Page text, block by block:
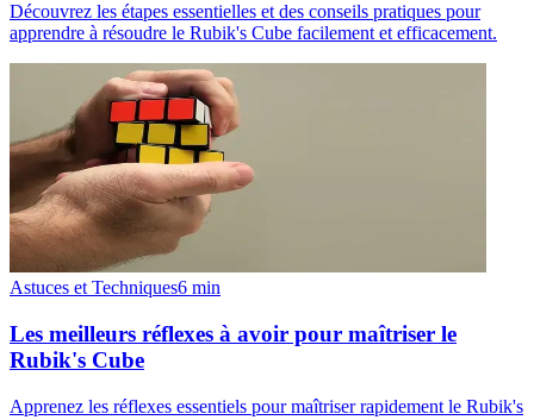
Découvrez les étapes essentielles et des conseils pratiques pour
apprendre à résoudre le Rubik's Cube facilement et efficacement.
Astuces et Techniques6 min
Les meilleurs réflexes à avoir pour maîtriser le
Rubik's Cube
Apprenez les réflexes essentiels pour maîtriser rapidement le Rubik's